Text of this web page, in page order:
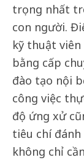
trọng nhất
con người.
kỹ thuật
bằng cấp
đào tạo nội
công việc
độ ứng xử
tiêu chí đánh
không chỉ